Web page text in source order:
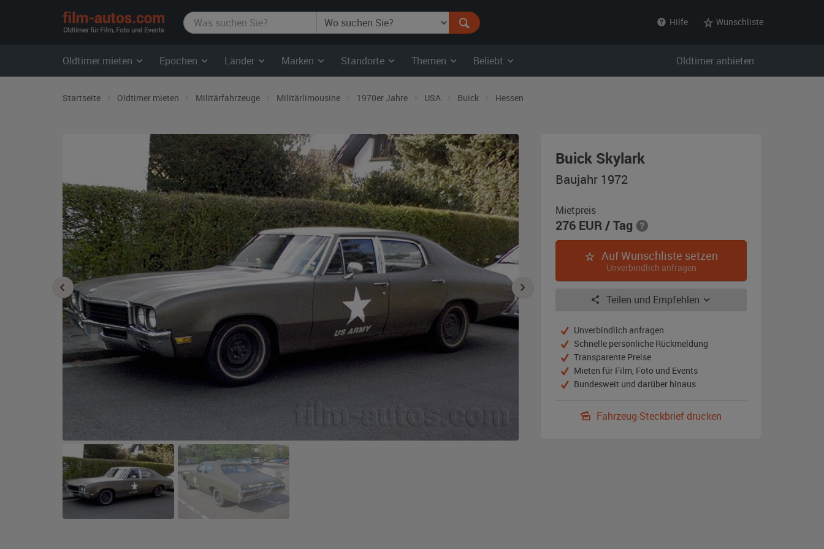
film-
autos.com
Hilfe Wunschliste
Oldtimer mieten Epochen Länder Marken Standorte Themen Beliebt Oldtimer anbieten
Startseite Oldtimer mieten Militärfahrzeuge Militärlimousine 1970er Jahre USA Buick Hessen
Buick Skylark
olivgrün,
matt
Baujahr 1972
Mietpreis
276 EUR/ Tag
Auf Wunschliste setzen
Unverbindlich anfragen
Teilen und Empfehlen
Unverbindlich anfragen
Schnelle persönliche Rückmeldung
Transparente Preise
Mieten für Film, Foto und Events
Bundesweit und darüber hinaus
Fahrzeug-Steckbrief drucken